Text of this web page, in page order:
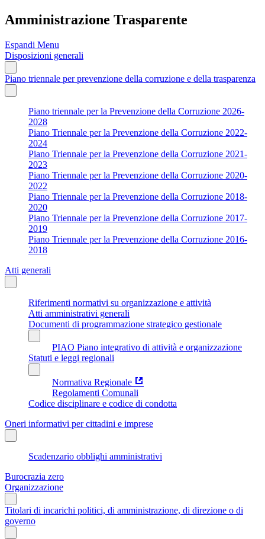
Amministrazione Trasparente
Espandi Menu
Disposizioni generali
Piano triennale per prevenzione della corruzione e della trasparenza
Piano triennale per la Prevenzione della Corruzione 2026-
2028
Piano Triennale per la Prevenzione della Corruzione 2022-
2024
Piano Triennale per la Prevenzione della Corruzione 2021-
2023
Piano Triennale per la Prevenzione della Corruzione 2020-
2022
Piano Triennale per la Prevenzione della Corruzione 2018-
2020
Piano Triennale per la Prevenzione della Corruzione 2017-
2019
Piano Triennale per la Prevenzione della Corruzione 2016-
2018
Atti generali
Riferimenti normativi su organizzazione e attività
Atti amministrativi generali
Documenti di programmazione strategico gestionale
PIAO Piano integrativo di attività e organizzazione
Statuti e leggi regionali
Normativa Regionale
Regolamenti Comunali
Codice disciplinare e codice di condotta
Oneri informativi per cittadini e imprese
Scadenzario obblighi amministrativi
Burocrazia zero
Organizzazione
Titolari di incarichi politici, di amministrazione, di direzione o di
governo